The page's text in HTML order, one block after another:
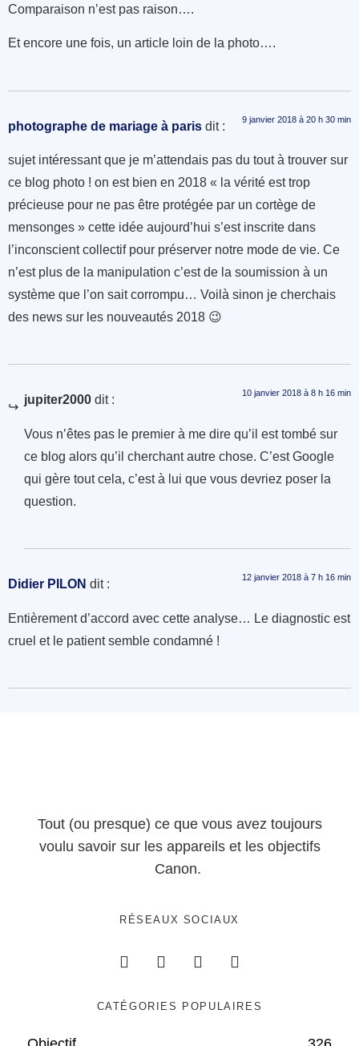
Comparaison n’est pas raison….
Et encore une fois, un article loin de la photo….
photographe de mariage à paris dit : 9 janvier 2018 à 20 h 30 min
sujet intéressant que je m’attendais pas du tout à trouver sur
ce blog photo ! on est bien en 2018 « la vérité est trop
précieuse pour ne pas être protégée par un cortège de
mensonges » cette idée aujourd’hui s’est inscrite dans
l’inconscient collectif pour préserver notre mode de vie. Ce
n’est plus de la manipulation c’est de la soumission à un
système que l’on sait corrompu… Voilà sinon je cherchais
des news sur les nouveautés 2018 😉
jupiter2000 dit : 10 janvier 2018 à 8 h 16 min
Vous n’êtes pas le premier à me dire qu’il est tombé sur
ce blog alors qu’il cherchant autre chose. C’est Google
qui gère tout cela, c’est à lui que vous devriez poser la
question.
Didier PILON dit : 12 janvier 2018 à 7 h 16 min
Entièrement d’accord avec cette analyse… Le diagnostic est
cruel et le patient semble condamné !
Tout (ou presque) ce que vous avez toujours
voulu savoir sur les appareils et les objectifs
Canon.
RÉSEAUX SOCIAUX
CATÉGORIES POPULAIRES